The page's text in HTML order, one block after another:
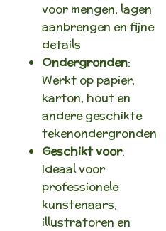
voor mengen, lagen
aanbrengen en fijne
details
Ondergronden:
Werkt op papier,
karton, hout en
andere geschikte
tekenondergronden
Geschikt voor:
Ideaal voor
professionele
kunstenaars,
illustratoren en